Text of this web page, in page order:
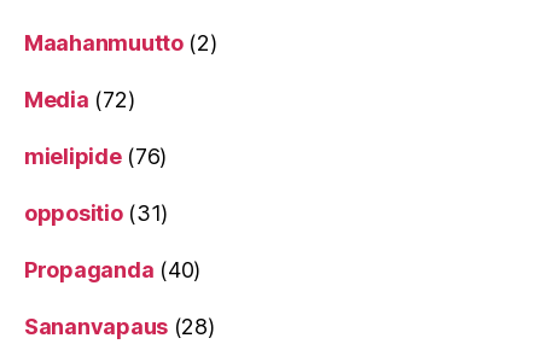
Maahanmuutto(2)
Media (72)
mielipide(76)
oppositio(31)
Propaganda (40)
Sananvapaus (28)